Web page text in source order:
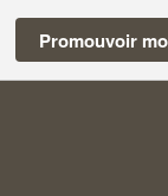
Promouvoir